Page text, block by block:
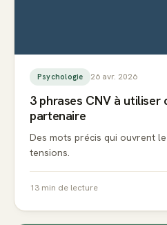
Psychologie 26 avr. 2026
3 phrases CNV à
partenaire
Des mots précis qui ouvrent
tensions.
13 min de lecture